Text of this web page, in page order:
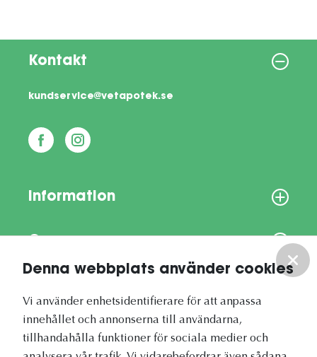
Denna webbplats använder cookies
Vi använder enhetsidentifierare för att anpassa
innehållet och annonserna till användarna,
tillhandahålla funktioner för sociala medier och
Kontakt
kundservice@vetapotek.se
Information